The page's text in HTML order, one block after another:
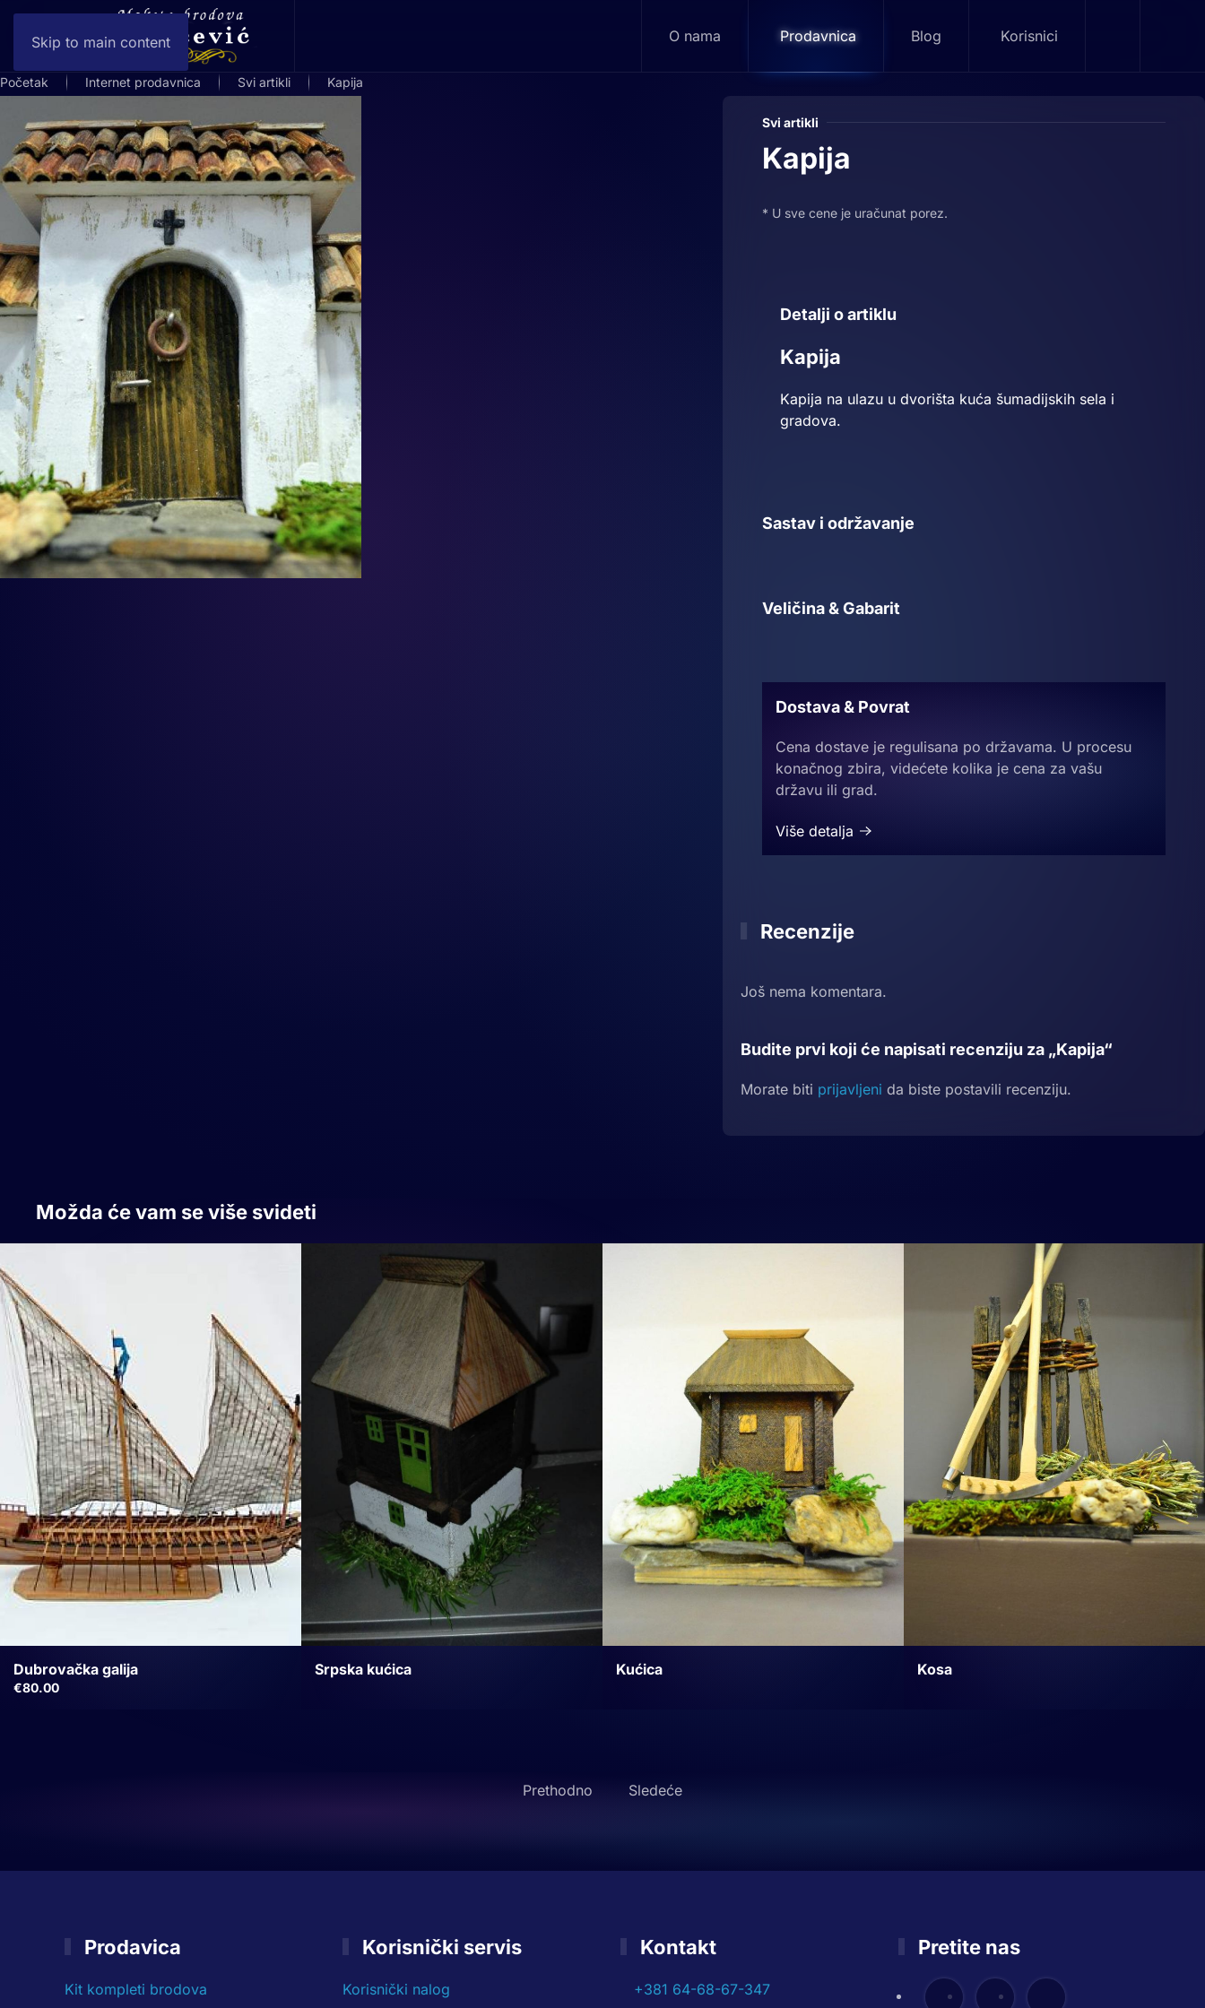
Skip to main content O nama Prodavnica Blog Korisnici
Početak Internet prodavnica Svi artikli Kapija
Svi artikli
Kapija
* U sve cene je uračunat porez.
Detalji o artiklu
Kapija
Kapija na ulazu u dvorišta kuća šumadijskih sela i
gradova.
Sastav i održavanje
Veličina & Gabarit
Dostava & Povrat
Cena dostave je regulisana po državama. U procesu
konačnog zbira, videćete kolika je cena za vašu
državu ili grad.
Više detalja
Recenzije
Još nema komentara.
Budite prvi koji će napisati recenziju za „Kapija“
Morate biti prijavljeni da biste postavili recenziju.
Možda će vam se više svideti
Dubrovačka galija
€80.00
Srpska kućica Kućica Kosa
Prethodno Sledeće
Prodavica
Kit kompleti brodova
Korisnički servis
Korisnički nalog
Kontakt
+381 64-68-67-347
Pretite nas